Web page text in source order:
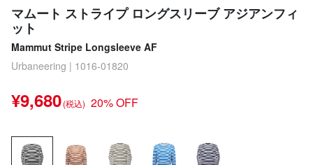
マムート ストライプ ロングスリーブ アジアンフィ
ット
Mammut Stripe Longsleeve AF
Urbaneering | 1016-01820
¥9,680(税込) 20% OFF